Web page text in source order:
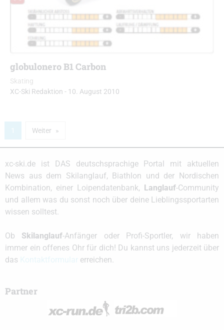
globulonero B1 Carbon
Skating
XC-Ski Redaktion - 10. August 2010
Weiter
xc-ski.de ist DAS deutschsprachige Portal mit aktuellen
News aus dem Skilanglauf, Biathlon und der Nordischen
Kombination, einer Loipendatenbank,
Langlauf-Community
und allem was du sonst noch über deine Lieblingssportarten
wissen solltest.
Ob Skilanglauf-Anfänger oder Profi-Sportler, wir haben
immer ein offenes Ohr für dich! Du kannst uns jederzeit über
das
erreichen.
Partner